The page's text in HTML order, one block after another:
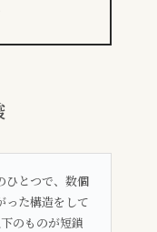
ひとつで、数個
った構造をして
のものが短鎖